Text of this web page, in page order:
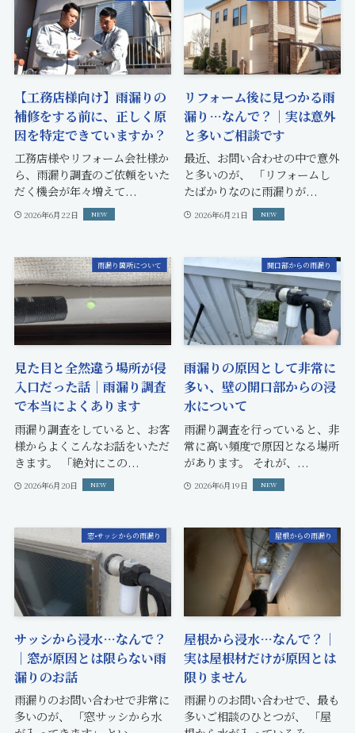
【工務店様向け】雨漏りの
補修をする前に、正しく原
因を特定できていますか？
工務店様やリフォーム会社様か
ら、雨漏り調査のご依頼をいた
だく機会が年々増えて...
2026年6月22日
リフォーム後に見つかる雨
漏り…なんで？｜実は意外
と多いご相談です
最近、お問い合わせの中で意外
と多いのが、 「リフォームし
たばかりなのに雨漏りが...
2026年6月21日
雨漏り箇所について
見た目と全然違う場所が侵
入口だった話｜雨漏り調査
で本当によくあります
雨漏り調査をしていると、お客
様からよくこんなお話をいただ
きます。 「絶対にこの...
2026年6月20日
開口部からの雨漏り
雨漏りの原因として非常に
多い、壁の開口部からの浸
水について
雨漏り調査を行っていると、非
常に高い頻度で原因となる場所
があります。 それが、...
2026年6月19日
窓•サッシからの雨漏り
サッシから浸水…なんで？
｜窓が原因とは限らない雨
漏りのお話
雨漏りのお問い合わせで非常に
多いのが、 「窓サッシから水
屋根からの雨漏り
屋根から浸水…なんで？｜
実は屋根材だけが原因とは
限りません
雨漏りのお問い合わせで、最も
多いご相談のひとつが、 「屋